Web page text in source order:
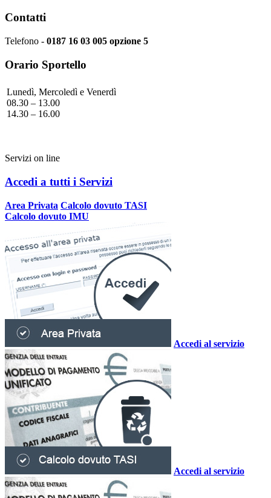
Contatti
Telefono - 0187 16 03 005 opzione 5
Orario Sportello
Lunedì, Mercoledì e Venerdì
08.30 – 13.00
14.30 – 16.00
Servizi on line
Accedi a tutti i Servizi
Area Privata Calcolo dovuto TASI
Calcolo dovuto IMU
Accedi al servizio
Accedi al servizio